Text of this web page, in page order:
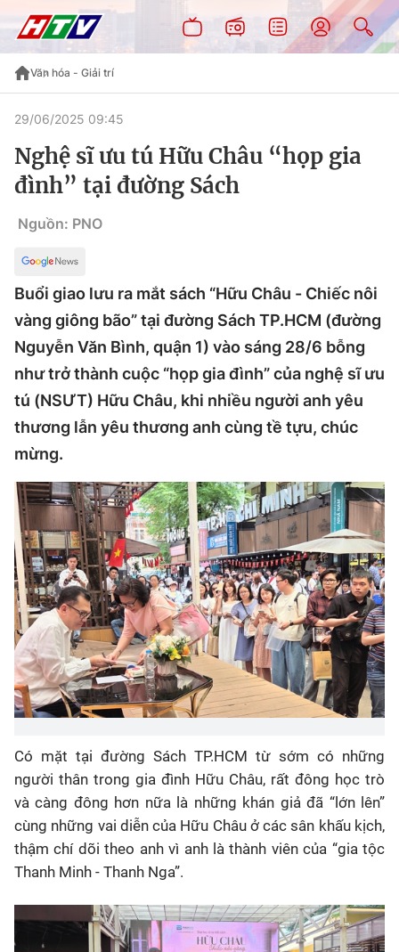
Văn hóa - Giải trí
29/06/2025 09:45
Nghệ sĩ ưu tú Hữu Châu “họp gia
đình” tại đường Sách
Nguồn: PNO
Buổi giao lưu ra mắt sách “Hữu Châu - Chiếc nôi
vàng giông bão” tại đường Sách TP.HCM (đường
Nguyễn Văn Bình, quận 1) vào sáng 28/6 bỗng
như trở thành cuộc “họp gia đình” của nghệ sĩ ưu
tú (NSƯT) Hữu Châu, khi nhiều người anh yêu
thương lẫn yêu thương anh cùng tề tựu, chúc
mừng.
Có mặt tại đường Sách TP.HCM từ sớm có những
người thân trong gia đình Hữu Châu, rất đông học trò
và càng đông hơn nữa là những khán giả đã “lớn lên”
cùng những vai diễn của Hữu Châu ở các sân khấu kịch,
thậm chí dõi theo anh vì anh là thành viên của “gia tộc
Thanh Minh - Thanh Nga”.